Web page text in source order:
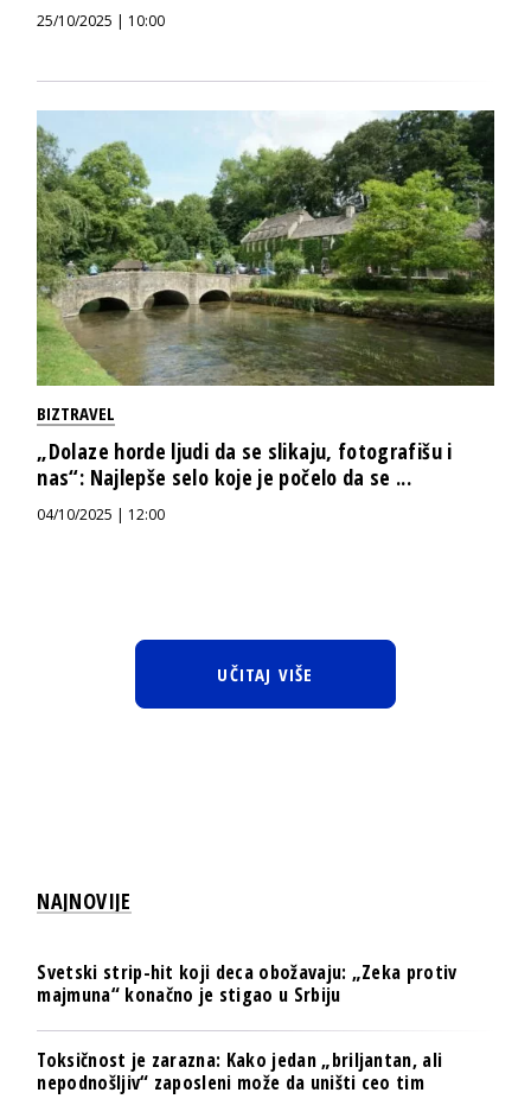
25/10/2025 | 10:00
BIZTRAVEL
„Dolaze horde ljudi da se slikaju, fotografišu i
nas“: Najlepše selo koje je počelo da se ...
04/10/2025 | 12:00
UČITAJ VIŠE
NAJNOVIJE
Svetski strip-hit koji deca obožavaju: „Zeka protiv
majmuna“ konačno je stigao u Srbiju
Toksičnost je zarazna: Kako jedan „briljantan, ali
nepodnošljiv“ zaposleni može da uništi ceo tim